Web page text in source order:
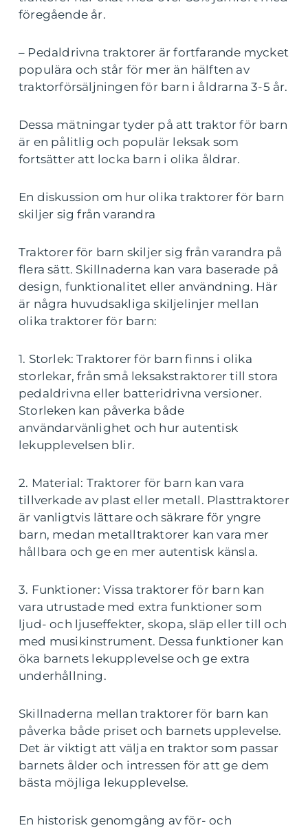
föregående år.
– Pedaldrivna traktorer är fortfarande mycket
populära och står för mer än hälften av
traktorförsäljningen för barn i åldrarna 3-5 år.
Dessa mätningar tyder på att traktor för barn
är en pålitlig och populär leksak som
fortsätter att locka barn i olika åldrar.
En diskussion om hur olika traktorer för barn
skiljer sig från varandra
Traktorer för barn skiljer sig från varandra på
flera sätt. Skillnaderna kan vara baserade på
design, funktionalitet eller användning. Här
är några huvudsakliga skiljelinjer mellan
olika traktorer för barn:
1. Storlek: Traktorer för barn finns i olika
storlekar, från små leksakstraktorer till stora
pedaldrivna eller batteridrivna versioner.
Storleken kan påverka både
användarvänlighet och hur autentisk
lekupplevelsen blir.
2. Material: Traktorer för barn kan vara
tillverkade av plast eller metall. Plasttraktorer
är vanligtvis lättare och säkrare för yngre
barn, medan metalltraktorer kan vara mer
hållbara och ge en mer autentisk känsla.
3. Funktioner: Vissa traktorer för barn kan
vara utrustade med extra funktioner som
ljud- och ljuseffekter, skopa, släp eller till och
med musikinstrument. Dessa funktioner kan
öka barnets lekupplevelse och ge extra
underhållning.
Skillnaderna mellan traktorer för barn kan
påverka både priset och barnets upplevelse.
Det är viktigt att välja en traktor som passar
barnets ålder och intressen för att ge dem
bästa möjliga lekupplevelse.
En historisk genomgång av för- och